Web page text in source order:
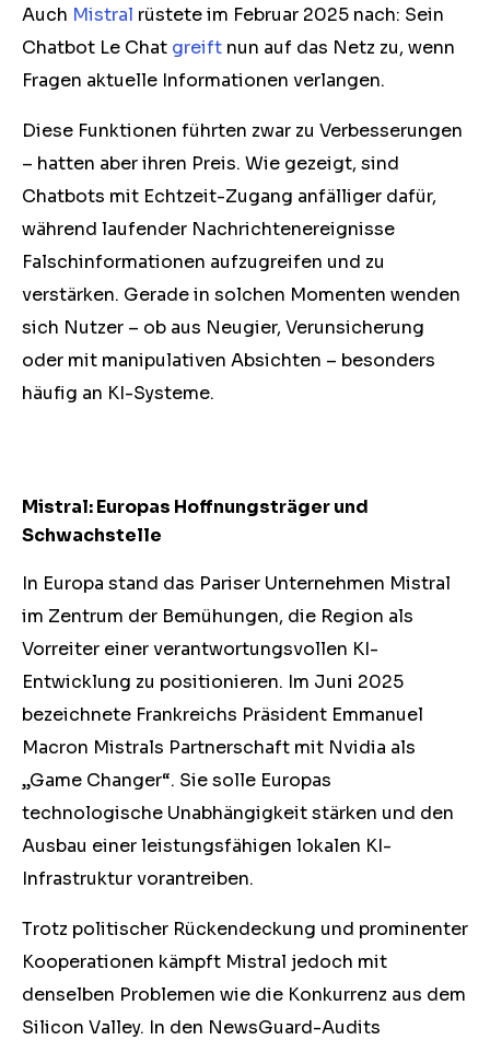
Auch Mistral rüstete im Februar 2025 nach: Sein
Chatbot Le Chat greift nun auf das Netz zu, wenn
Fragen aktuelle Informationen verlangen.
Diese Funktionen führten zwar zu Verbesserungen
– hatten aber ihren Preis. Wie gezeigt, sind
Chatbots mit Echtzeit-Zugang anfälliger dafür,
während laufender Nachrichtenereignisse
Falschinformationen aufzugreifen und zu
verstärken. Gerade in solchen Momenten wenden
sich Nutzer – ob aus Neugier, Verunsicherung
oder mit manipulativen Absichten – besonders
häufig an KI-Systeme.
Mistral: Europas Hoffnungsträger und
Schwachstelle
In Europa stand das Pariser Unternehmen Mistral
im Zentrum der Bemühungen, die Region als
Vorreiter einer verantwortungsvollen KI-
Entwicklung zu positionieren. Im Juni 2025
bezeichnete Frankreichs Präsident Emmanuel
Macron Mistrals Partnerschaft mit Nvidia als
„Game Changer“. Sie solle Europas
technologische Unabhängigkeit stärken und den
Ausbau einer leistungsfähigen lokalen KI-
Infrastruktur vorantreiben.
Trotz politischer Rückendeckung und prominenter
Kooperationen kämpft Mistral jedoch mit
denselben Problemen wie die Konkurrenz aus dem
Silicon Valley. In den NewsGuard-Audits